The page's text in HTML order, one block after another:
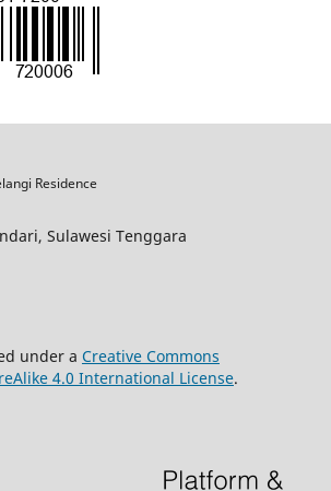
Residence
Sulawesi Tenggara
under a Creative Commons
4.0 International License.